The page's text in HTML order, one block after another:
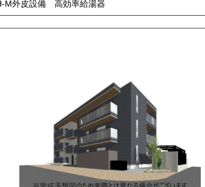
外皮設備 高効率給湯器